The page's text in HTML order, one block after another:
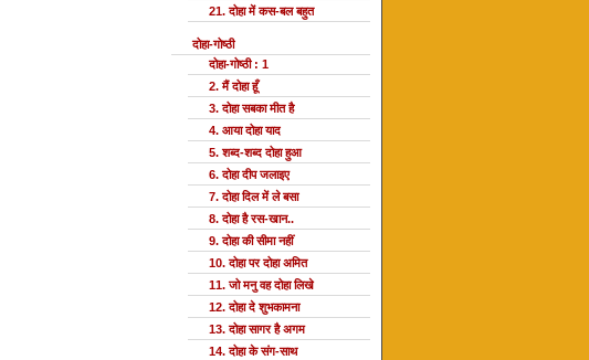
21. दोहा में कस-बल बहुत
दोहा-गोष्ठी
दोहा-गोष्ठी : 1
2. मैं दोहा हूँ
3. दोहा सबका मीत है
4. आया दोहा याद
5. शब्द-शब्द दोहा हुआ
6. दोहा दीप जलाइए
7. दोहा दिल में ले बसा
8. दोहा है रस-खान..
9. दोहा की सीमा नहीं
10. दोहा पर दोहा अमित
11. जो मनु वह दोहा लिखे
12. दोहा दे शुभकामना
13. दोहा सागर है अगम
14. दोहा के संग-साथ